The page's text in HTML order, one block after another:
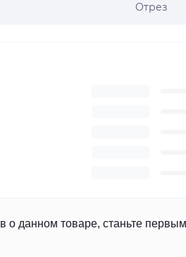
Отрез
о данном товаре, станьте